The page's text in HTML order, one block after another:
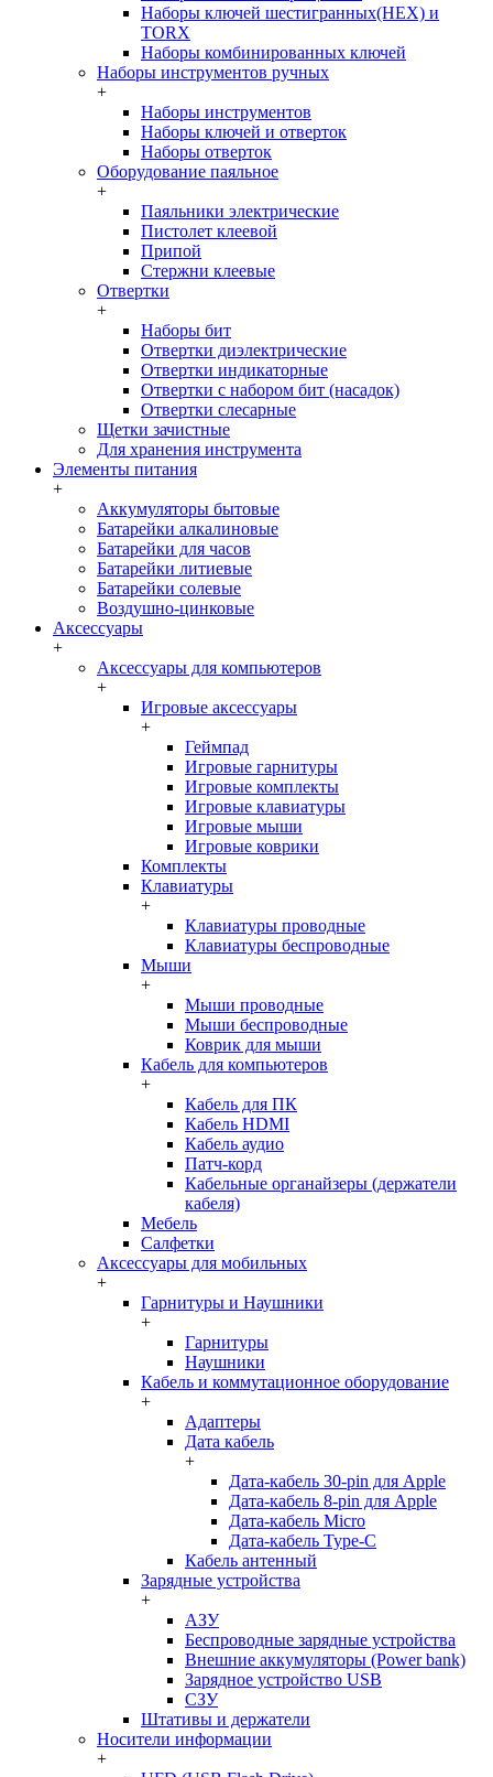
Наборы ключей шестигранных(HEX) и
TORX
Наборы комбинированных ключей
Наборы инструментов ручных
+
Наборы инструментов
Наборы ключей и отверток
Наборы отверток
Оборудование паяльное
+
Паяльники электрические
Пистолет клеевой
Припой
Стержни клеевые
Отвертки
+
Наборы бит
Отвертки диэлектрические
Отвертки индикаторные
Отвертки с набором бит (насадок)
Отвертки слесарные
Щетки зачистные
Для хранения инструмента
Элементы питания
+
Аккумуляторы бытовые
Батарейки алкалиновые
Батарейки для часов
Батарейки литиевые
Батарейки солевые
Воздушно-цинковые
Аксессуары
+
Аксессуары для компьютеров
+
Игровые аксессуары
+
Геймпад
Игровые гарнитуры
Игровые комплекты
Игровые клавиатуры
Игровые мыши
Игровые коврики
Комплекты
Клавиатуры
+
Клавиатуры проводные
Клавиатуры беспроводные
Мыши
+
Мыши проводные
Мыши беспроводные
Коврик для мыши
Кабель для компьютеров
+
Кабель для ПК
Кабель HDMI
Кабель аудио
Патч-корд
Кабельные органайзеры (держатели
кабеля)
Мебель
Салфетки
Аксессуары для мобильных
+
Гарнитуры и Наушники
+
Гарнитуры
Наушники
Кабель и коммутационное оборудование
+
Адаптеры
Дата кабель
+
Дата-кабель 30-pin для Apple
Дата-кабель 8-pin для Apple
Дата-кабель Micro
Дата-кабель Type-C
Кабель антенный
Зарядные устройства
+
АЗУ
Беспроводные зарядные устройства
Внешние аккумуляторы (Power bank)
Зарядное устройство USB
СЗУ
Штативы и держатели
Носители информации
+